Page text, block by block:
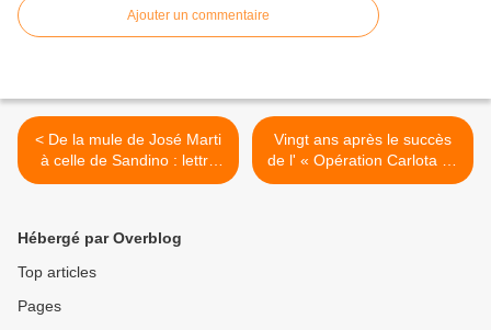
Ajouter un commentaire
< De la mule de José Marti
à celle de Sandino : lettre
très urgente, parTomas
Vingt ans après le succès
de l' « Opération Carlota » :
hommage aux combattants
Hébergé par Overblog
Top articles
Pages